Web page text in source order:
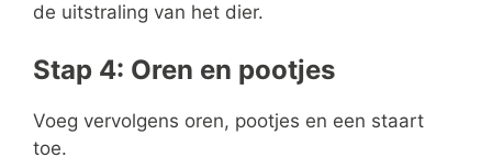
de uitstraling van het dier.
Stap 4: Oren en pootjes
Voeg vervolgens oren, pootjes en een staart
toe.